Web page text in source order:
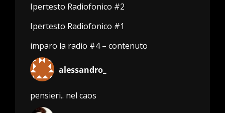
Ipertesto Radiofonico #2
Ipertesto Radiofonico #1
imparo la radio #4 – contenuto
alessandro_
pensieri.. nel caos